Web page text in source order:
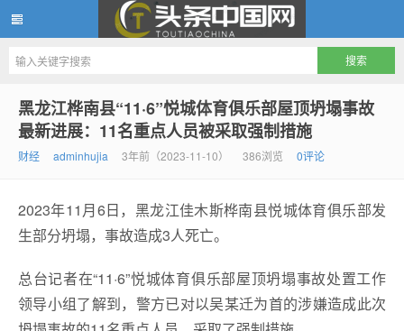
头条中国网
黑龙江桦南县“11·6”悦城体育俱乐部屋顶坍塌事故
最新进展：11名重点人员被采取强制措施
财经 adminhujia 3年前（2023-11-10） 386浏览 0评论
2023年11月6日，黑龙江佳木斯桦南县悦城体育俱乐部发
生部分坍塌，事故造成3人死亡。
总台记者在“11·6”悦城体育俱乐部屋顶坍塌事故处置工作
领导小组了解到，警方已对以吴某迁为首的涉嫌造成此次